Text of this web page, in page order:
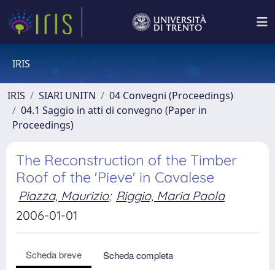
IRIS
IRIS SIARI UNITN
04 Convegni (Proceedings)
04.1 Saggio in atti di convegno (Paper in
Proceedings)
The Reconstruction of the Timber
Roof of the 'Pieve' in Cavalese
Piazza, Maurizio; Riggio, Maria Paola
2006-01-01
Scheda breve
Scheda completa